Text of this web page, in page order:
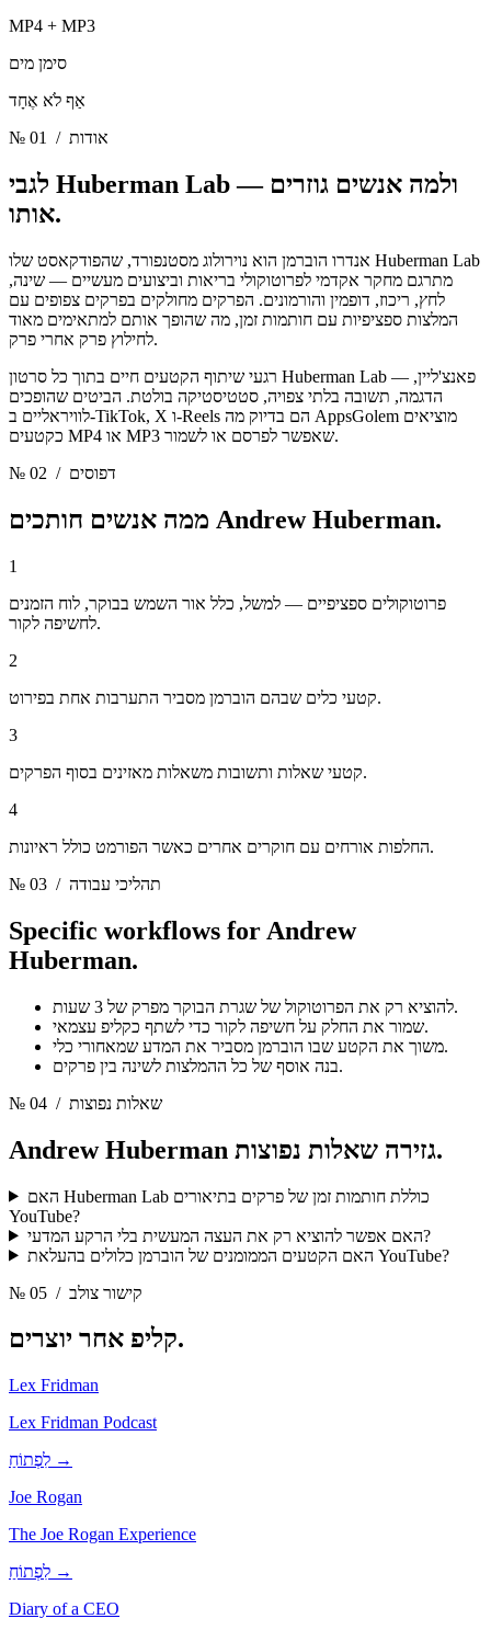
MP4 + MP3
סימן מים
אַף לֹא אֶחָד
№ 01
/ אודות
לגבי Huberman Lab — ולמה אנשים גוזרים
אותו.
אנדרו הוברמן הוא נוירולוג מסטנפורד, שהפודקאסט שלו Huberman Lab
מתרגם מחקר אקדמי לפרוטוקולי בריאות וביצועים מעשיים — שינה,
לחץ, ריכוז, דופמין והורמונים. הפרקים מחולקים בפרקים צפופים עם
המלצות ספציפיות עם חותמות זמן, מה שהופך אותם למתאימים מאוד
לחילוץ פרק אחרי פרק.
רגעי שיתוף הקטעים חיים בתוך כל סרטון Huberman Lab — פאנצ'ליין,
הדגמה, תשובה בלתי צפויה, סטטיסטיקה בולטת. הביטים שהופכים
לוויראליים ב-TikTok, X ו-Reels הם בדיוק מה AppsGolem מוציאים
כקטעים MP4 או MP3 שאפשר לפרסם או לשמור.
№ 02
/ דפוסים
Andrew Huberman.
1
פרוטוקולים ספציפיים — למשל, כלל אור השמש בבוקר, לוח הזמנים
לחשיפה לקור.
2
קטעי כלים שבהם הוברמן מסביר התערבות אחת בפירוט.
3
קטעי שאלות ותשובות משאלות מאזינים בסוף הפרקים.
4
החלפות אורחים עם חוקרים אחרים כאשר הפורמט כולל ראיונות.
№ 03
/ תהליכי עבודה
Specific workflows for Andrew
Huberman.
להוציא רק את הפרוטוקול של שגרת הבוקר מפרק של 3 שעות.
שמור את החלק על חשיפה לקור כדי לשתף כקליפ עצמאי.
משוך את הקטע שבו הוברמן מסביר את המדע שמאחורי כלי.
בנה אוסף של כל ההמלצות לשינה בין פרקים.
№ 04
/ שאלות נפוצות
Andrew Huberman גזירהשאלות נפוצות.
האם Huberman Lab כוללת חותמות זמן של פרקים בתיאורים
YouTube?
האם אפשר להוציא רק את העצה המעשית בלי הרקע המדעי?
האם הקטעים הממומנים של הוברמן כלולים בהעלאת YouTube?
№ 05
/ קישור צולב
קליפ אחריוצרים.
Lex Fridman
Lex Fridman Podcast
לִפְתוֹחַ →
Joe Rogan
The Joe Rogan Experience
לִפְתוֹחַ →
Diary of a CEO